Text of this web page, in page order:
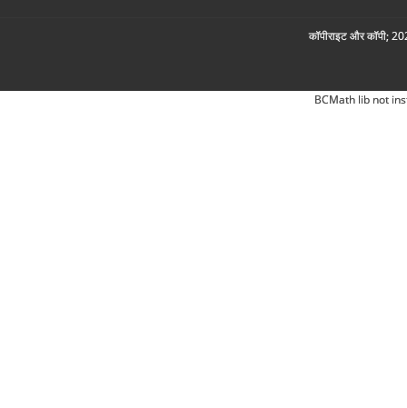
कॉपीराइट और कॉपी;
BCMath lib not